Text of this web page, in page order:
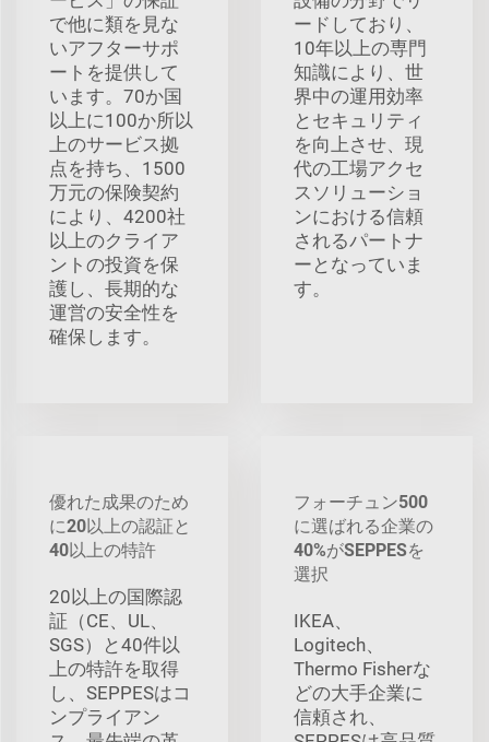
で他に類を見な
いアフターサポ
ートを提供して
います。70か国
以上に100か所以
上のサービス拠
点を持ち、1500
万元の保険契約
により、4200社
以上のクライア
ントの投資を保
護し、長期的な
運営の安全性を
確保します。
ードしており、
10年以上の専門
知識により、世
界中の運用効率
とセキュリティ
を向上させ、現
代の工場アクセ
スソリューショ
ンにおける信頼
されるパートナ
ーとなっていま
す。
優れた成果のため
に20以上の認証と
40以上の特許
20以上の国際認
証（CE、UL、
SGS）と40件以
上の特許を取得
し、SEPPESはコ
ンプライアン
フォーチュン500
に選ばれる企業の
40%がSEPPESを
選択
IKEA、
Logitech、
Thermo Fisherな
どの大手企業に
信頼され、